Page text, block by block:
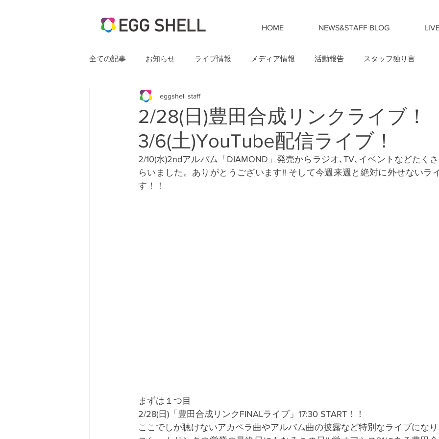
HOME NEWS&STAFF BLOG
全ての記事 お知らせ ライブ情報 メディア情報 活動報告 スタッフ独り言
2/28(日)豊田合成リンクライブ！
3/6(土)YouTube配信ライブ！
eggshell staff
2/10(水)2ndアルバム「DIAMOND」発売からラジオ､TV､イベントなどたく
らいました。ありがとうございます!! そして今週来週と絶対に外せないラ
す！！
まずは１つ目
2/28(日)「豊田合成リンクFINALライブ」17:30 START！！
ここでしか聴けないアカペラ曲やアルバム曲の披露など特別なライブにな